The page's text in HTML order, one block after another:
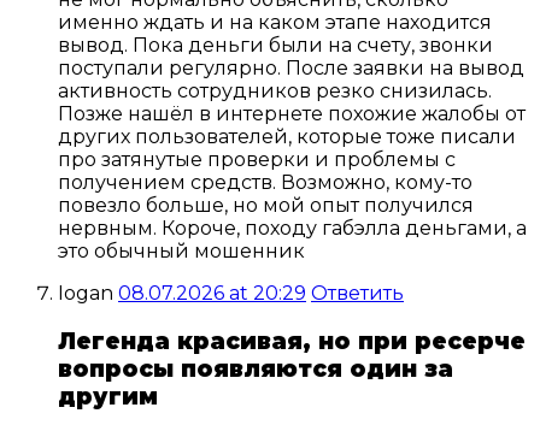
именно ждать и на каком этапе находится
вывод. Пока деньги были на счету, звонки
поступали регулярно. После заявки на вывод
активность сотрудников резко снизилась.
Позже нашёл в интернете похожие жалобы от
других пользователей, которые тоже писали
про затянутые проверки и проблемы с
получением средств. Возможно, кому-то
повезло больше, но мой опыт получился
нервным. Короче, походу габэлла деньгами, а
это обычный мошенник
Iogan 08.07.2026 at 20:29 Ответить
Легенда красивая, но при ресерче
вопросы появляются один за
другим